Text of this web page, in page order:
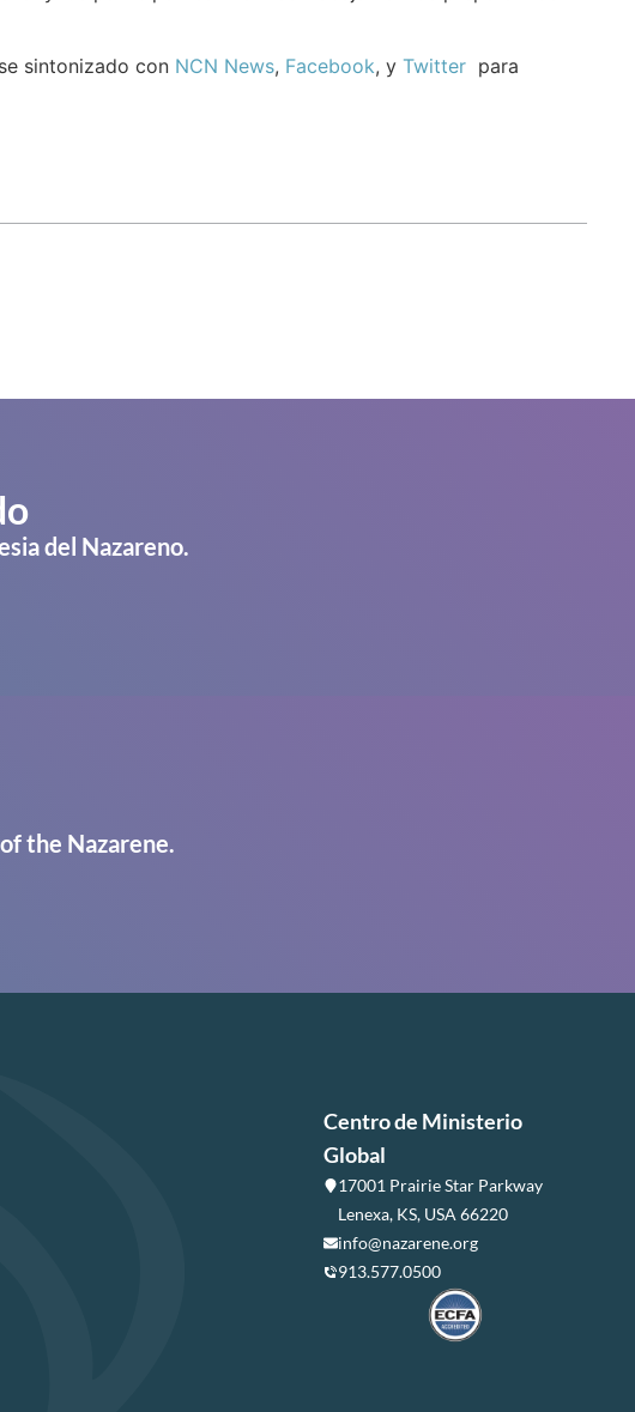
sintonizado con NCN News, Facebook, y Twitterpara
del Nazareno.
the Nazarene.
Centro de Ministerio
Global
17001 Prairie Star Parkway
Lenexa, KS, USA 66220
info@nazarene.org
913.577.0500